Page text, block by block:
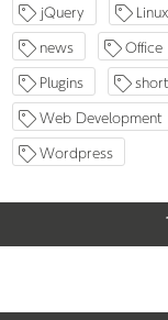
jQuery
Linux
news
Office
Plugins
Web Development
Wordpress